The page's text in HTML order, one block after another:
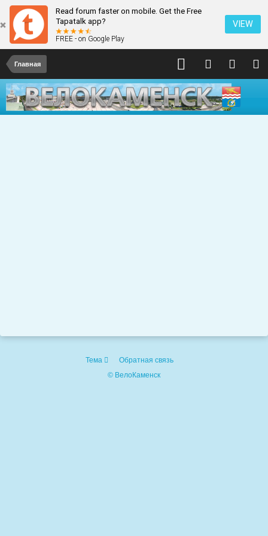
Read forum faster on mobile. Get the Free
Tapatalk app?
FREE - on Google Play
VIEW
Главная
Тема
Обратная связь
© ВелоКаменск